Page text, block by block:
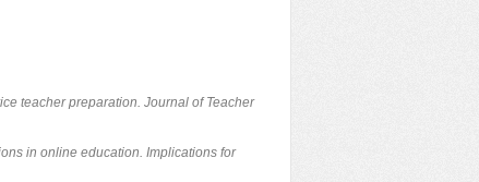
teacher preparation. Journal of Teacher
in online education. Implications for